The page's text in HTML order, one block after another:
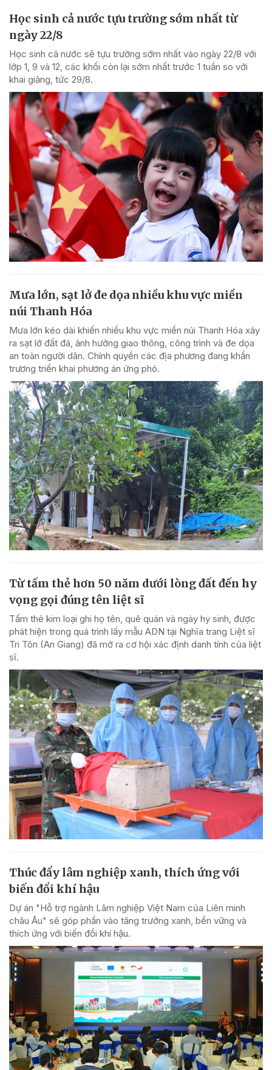
Học sinh cả nước tựu trường sớm nhất từ
ngày 22/8
Học sinh cả nước sẽ tựu trường sớm nhất vào ngày 22/8 với
lớp 1, 9 và 12, các khối còn lại sớm nhất trước 1 tuần so với
khai giảng, tức 29/8.
Mưa lớn, sạt lở đe dọa nhiều khu vực miền
núi Thanh Hóa
Mưa lớn kéo dài khiến nhiều khu vực miền núi Thanh Hóa xảy
ra sạt lở đất đá, ảnh hưởng giao thông, công trình và đe dọa
an toàn người dân. Chính quyền các địa phương đang khẩn
trương triển khai phương án ứng phó.
Từ tấm thẻ hơn 50 năm dưới lòng đất đến hy
vọng gọi đúng tên liệt sĩ
Tấm thẻ kim loại ghi họ tên, quê quán và ngày hy sinh, được
phát hiện trong quá trình lấy mẫu ADN tại Nghĩa trang Liệt sĩ
Tri Tôn (An Giang) đã mở ra cơ hội xác định danh tính của liệt
sĩ.
Thúc đẩy lâm nghiệp xanh, thích ứng với
biến đổi khí hậu
Dự án "Hỗ trợ ngành Lâm nghiệp Việt Nam của Liên minh
châu Âu" sẽ góp phần vào tăng trưởng xanh, bền vững và
thích ứng với biến đổi khí hậu.